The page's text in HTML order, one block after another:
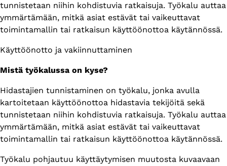
tunnistetaan niihin kohdistuvia ratkaisuja. Työkalu auttaa
ymmärtämään, mitkä asiat estävät tai vaikeuttavat
toimintamallin tai ratkaisun käyttöönottoa käytännössä.
Themes
Käyttöönotto ja vakiinnuttaminen
Mistä työkalussa on kyse?
Hidastajien tunnistaminen on työkalu, jonka avulla
kartoitetaan käyttöönottoa hidastavia tekijöitä sekä
tunnistetaan niihin kohdistuvia ratkaisuja. Työkalu auttaa
ymmärtämään, mitkä asiat estävät tai vaikeuttavat
toimintamallin tai ratkaisun käyttöönottoa käytännössä.
Työkalu pohjautuu käyttäytymisen muutosta kuvaavaan